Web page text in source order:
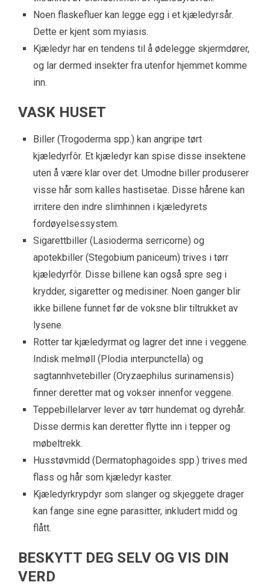
Noen flaskefluer kan legge egg i et kjæledyrsår.
Dette er kjent som myiasis.
Kjæledyr har en tendens til å ødelegge skjermdører,
og lar dermed insekter fra utenfor hjemmet komme
inn.
VASK HUSET
Biller (Trogoderma spp.) kan angripe tørt
kjæledyrfôr. Et kjæledyr kan spise disse insektene
uten å være klar over det. Umodne biller produserer
visse hår som kalles hastisetae. Disse hårene kan
irritere den indre slimhinnen i kjæledyrets
fordøyelsessystem.
Sigarettbiller (Lasioderma serricorne) og
apotekbiller (Stegobium paniceum) trives i tørr
kjæledyrfôr. Disse billene kan også spre seg i
krydder, sigaretter og medisiner. Noen ganger blir
ikke billene funnet før de voksne blir tiltrukket av
lysene.
Rotter tar kjæledyrmat og lagrer det inne i veggene.
Indisk melmøll (Plodia interpunctella) og
sagtannhvetebiller (Oryzaephilus surinamensis)
finner deretter mat og vokser innenfor veggene.
Teppebillelarver lever av tørr hundemat og dyrehår.
Disse dermis kan deretter flytte inn i tepper og
møbeltrekk.
Husstøvmidd (Dermatophagoides spp.) trives med
flass og hår som kjæledyr kaster.
Kjæledyrkrypdyr som slanger og skjeggete drager
kan fange sine egne parasitter, inkludert midd og
flått.
BESKYTT DEG SELV OG VIS DIN
VERD